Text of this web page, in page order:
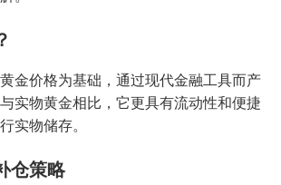
金价格为基础，通过现代金融工具而产
实物黄金相比，它更具有流动性和便捷
实物储存。
仓策略